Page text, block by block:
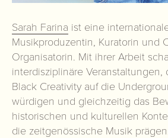
Sarah Farina ist eine
Musikproduzentin, Kuratorin und
Organisatorin. Mit ihrer Arbeit
interdisziplinäre Veranstaltungen,
Black Creativity auf die
würdigen und gleichzeitig das
historischen und kulturellen
die zeitgenössische Musik